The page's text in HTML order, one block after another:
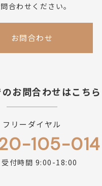
合わせください。
お問合わせ
お問合わせはこちら
フリーダイヤル
105-014
受付時間 9:00-18:00